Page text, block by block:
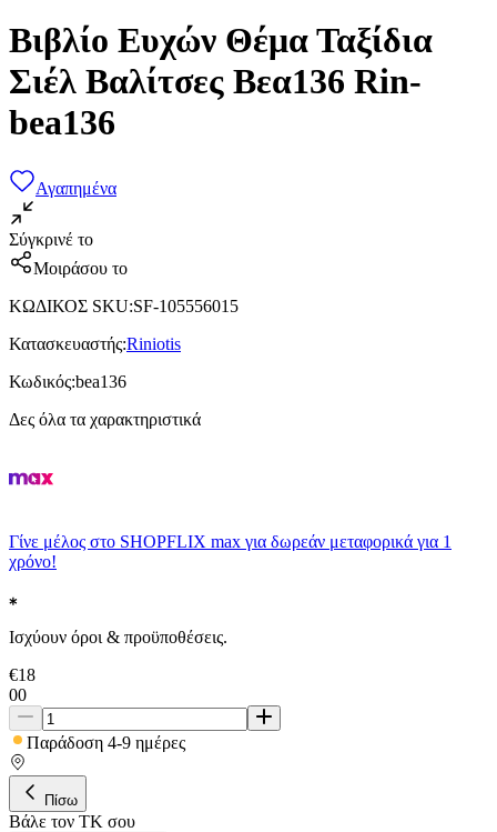
Βιβλίο Ευχών Θέμα Ταξίδια
Σιέλ Βαλίτσες Βεα136 Rin-
bea136
Αγαπημένα
Σύγκρινέ το
Μοιράσου το
ΚΩΔΙΚΟΣ SKU:SF-105556015
Κατασκευαστής:Riniotis
Κωδικός:bea136
Δες όλα τα χαρακτηριστικά
Γίνε μέλος στο SHOPFLIX max για δωρεάν μεταφορικά για 1
χρόνο!
Ισχύουν όροι & προϋποθέσεις.
€18
00
Παράδοση 4-9 ημέρες
Πίσω
Βάλε τον ΤΚ σου